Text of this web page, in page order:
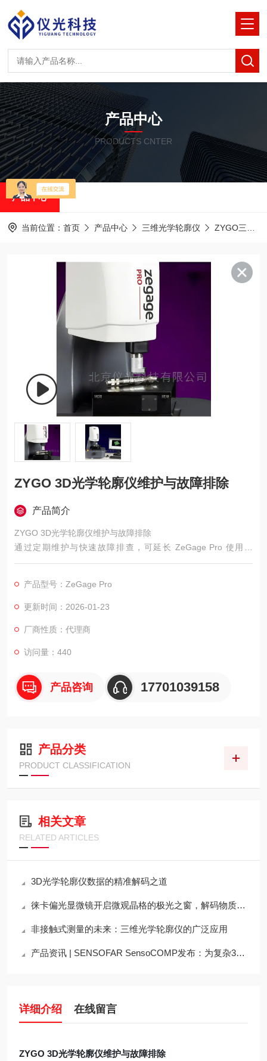
产品中心
PRODUCTS CNTER
产品中心
当前位置： 首页 产品中心 三维光学轮廓仪 ZYGO三维光学轮廓仪
ZYGO 3D光学轮廓仪维护与故障排除
产品简介
ZYGO 3D光学轮廓仪维护与故障排除
通过定期维护与快速故障排查，可延长 ZeGage Pro 使用寿
命），保障 3D 形貌测量的精度与稳定性，减少设备停机时间。
产品型号：ZeGage Pro
更新时间：2026-01-23
厂商性质：代理商
访问量：440
产品咨询 17701039158
产品分类
PRODUCT CLASSIFICATION
相关文章
RELATED ARTICLES
3D光学轮廓仪数据的精准解码之道
徕卡偏光显微镜开启微观晶格的极光之窗，解码物质结构的隐形密码
非接触式测量的未来：三维光学轮廓仪的广泛应用
产品资讯 | SENSOFAR SensoCOMP发布：为复杂3D检测任务带来清晰指引
详细介绍 在线留言
ZYGO 3D光学轮廓仪维护与故障排除